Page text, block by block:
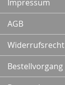
Impressum
AGB
Widerrufsrecht
Bestellvorgang